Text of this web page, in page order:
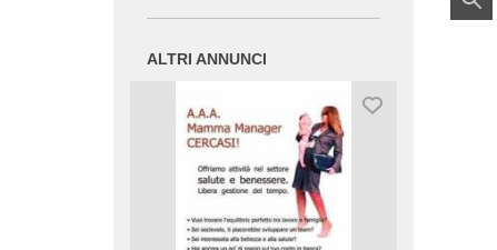
ALTRI ANNUNCI